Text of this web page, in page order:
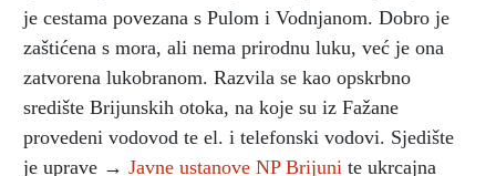
je cestama povezana s Pulom i Vodnjanom. Dobro je
zaštićena s mora, ali nema prirodnu luku, već je ona
zatvorena lukobranom. Razvila se kao opskrbno
središte Brijunskih otoka, na koje su iz Fažane
provedeni vodovod te el. i telefonski vodovi. Sjedište
je uprave → Javne ustanove NP Brijuni te ukrcajna